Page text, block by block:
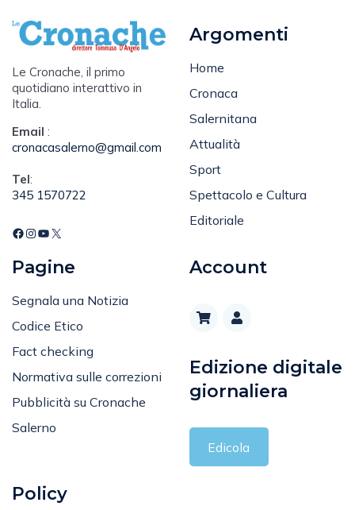
Le Cronache, il primo
quotidiano interattivo in
Italia.
Email :
cronacasalerno@gmail.com
Tel:
345 1570722
Argomenti
Home
Cronaca
Salernitana
Attualità
Sport
Spettacolo e Cultura
Editoriale
Pagine
Segnala una Notizia
Codice Etico
Fact checking
Normativa sulle correzioni
Pubblicità su Cronache
Salerno
Account
Edizione digitale
giornaliera
Edicola
Policy